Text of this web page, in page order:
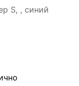
S, , синий